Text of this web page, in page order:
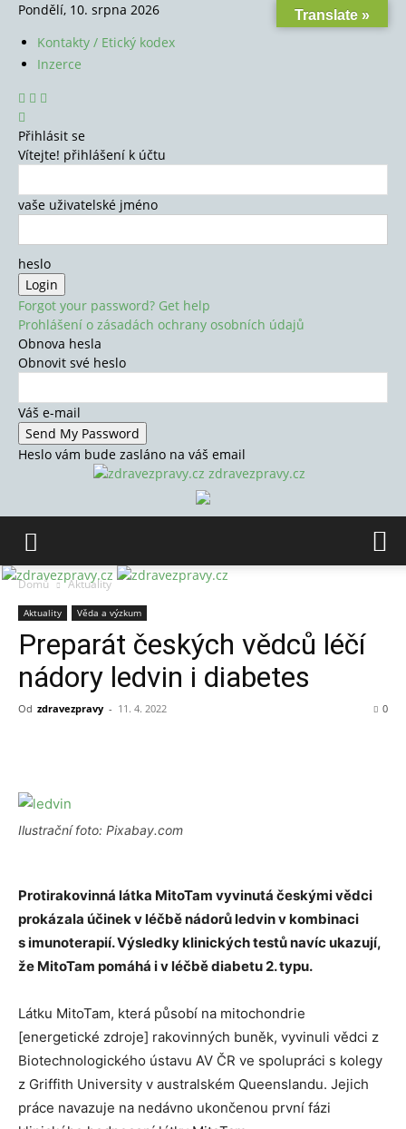
Pondělí, 10. srpna 2026
Kontakty / Etický kodex
Inzerce
Přihlásit se
Vítejte! přihlášení k účtu
vaše uživatelské jméno
heslo
Forgot your password? Get help
Prohlášení o zásadách ochrany osobních údajů
Obnova hesla
Obnovit své heslo
Váš e-mail
Heslo vám bude zasláno na váš email
zdravezpravy.cz
Domů Aktuality
Aktuality Věda a výzkum
Preparát českých vědců léčí
nádory ledvin i diabetes
Od zdravezpravy - 11. 4. 2022 0
Ilustrační foto: Pixabay.com
Protirakovinná látka MitoTam vyvinutá českými vědci
prokázala účinek v léčbě nádorů ledvin v kombinaci
s imunoterapií. Výsledky klinických testů navíc ukazují,
že MitoTam pomáhá i v léčbě diabetu 2. typu.
Látku MitoTam, která působí na mitochondrie
[energetické zdroje] rakovinných buněk, vyvinuli vědci z
Biotechnologického ústavu AV ČR ve spolupráci s kolegy
z Griffith University v australském Queenslandu. Jejich
práce navazuje na nedávno ukončenou první fázi
Translate »